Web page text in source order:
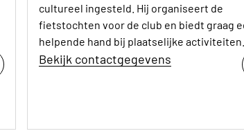
cultureel ingesteld. Hij organiseert de
fietstochten voor de club en biedt graag
helpende hand bij plaatselijke activiteiten.
Bekijk contactgegevens